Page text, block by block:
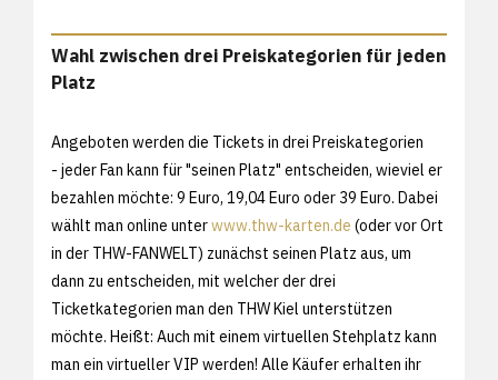
Wahl zwischen drei Preiskategorien für jeden
Platz
Angeboten werden die Tickets in drei Preiskategorien
- jeder Fan kann für "seinen Platz" entscheiden, wieviel er
bezahlen möchte: 9 Euro, 19,04 Euro oder 39 Euro. Dabei
wählt man online unterwww.thw-karten.de (oder vor Ort
in der THW-FANWELT) zunächst seinen Platz aus, um
dann zu entscheiden, mit welcher der drei
Ticketkategorien man den THW Kiel unterstützen
möchte. Heißt: Auch mit einem virtuellen Stehplatz kann
man ein virtueller VIP werden! Alle Käufer erhalten ihr